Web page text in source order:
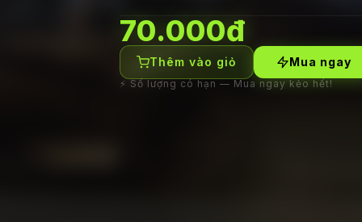
70.000đ
Thêm vào giỏ Mua ngay
⚡ Số lượng có hạn — Mua ngay kẻo hết!